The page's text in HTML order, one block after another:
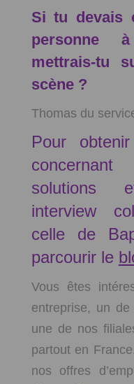
Si tu devais
personne
mettrais-tu
scène ?
Thomas du
Pour
solutions
interview
celle de
parcourir le
Vous êtes
entreprise, un
une de nos
partout en
nos offres